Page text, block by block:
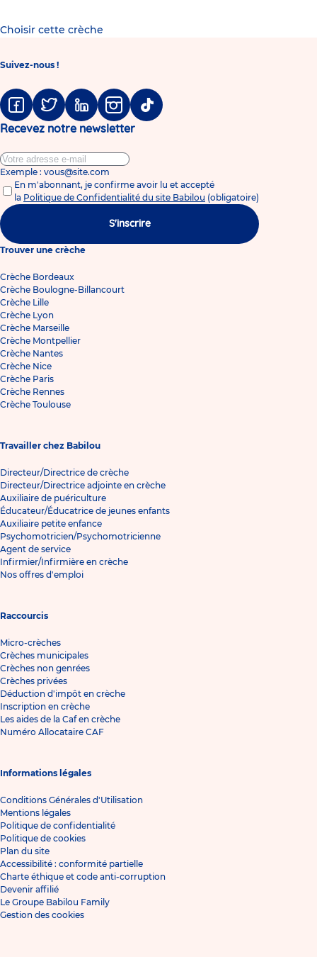
Choisir cette crèche
Suivez-nous !
FacebookTwitter LinkedinInstagramTiktok
Recevez notre newsletter
Exemple : vous@site.com
En m'abonnant, je confirme avoir lu et accepté
la Politique de Confidentialité du site Babilou (obligatoire)
S'inscrire
Trouver une crèche
Crèche Bordeaux
Crèche Boulogne-Billancourt
Crèche Lille
Crèche Lyon
Crèche Marseille
Crèche Montpellier
Crèche Nantes
Crèche Nice
Crèche Paris
Crèche Rennes
Crèche Toulouse
Travailler chez Babilou
Directeur/Directrice de crèche
Directeur/Directrice adjointe en crèche
Auxiliaire de puériculture
Éducateur/Éducatrice de jeunes enfants
Auxiliaire petite enfance
Psychomotricien/Psychomotricienne
Agent de service
Infirmier/Infirmière en crèche
Nos offres d'emploi
Raccourcis
Micro-crèches
Crèches municipales
Crèches non genrées
Crèches privées
Déduction d'impôt en crèche
Inscription en crèche
Les aides de la Caf en crèche
Numéro Allocataire CAF
Informations légales
Conditions Générales d'Utilisation
Mentions légales
Politique de confidentialité
Politique de cookies
Plan du site
Accessibilité : conformité partielle
Charte éthique et code anti-corruption
Devenir affilié
Le Groupe Babilou Family
Gestion des cookies